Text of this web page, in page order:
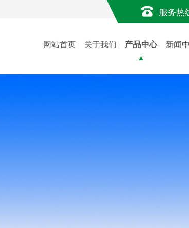
服务热
网站首页 关于我们 产品中心 新闻